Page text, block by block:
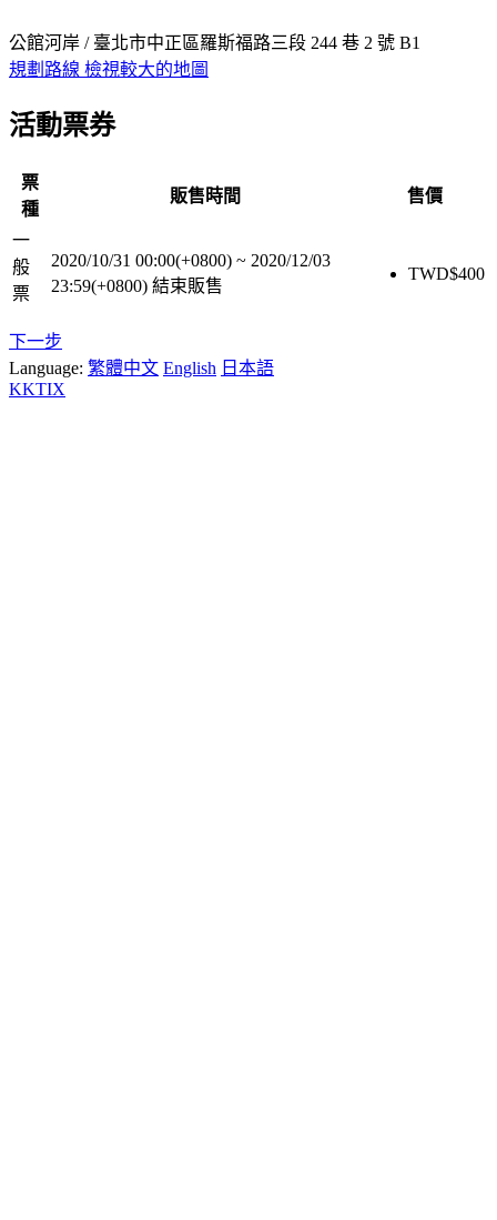
公館河岸 / 臺北市中正區羅斯福路三段 244 巷 2 號 B1
規劃路線 檢視較大的地圖
活動票券
票
種
販售時間 售價
一
般
票
2020/10/31 00:00(+0800) ~ 2020/12/03
23:59(+0800) 結束販售
TWD$400
下一步
Language: 繁體中文 English 日本語
KKTIX